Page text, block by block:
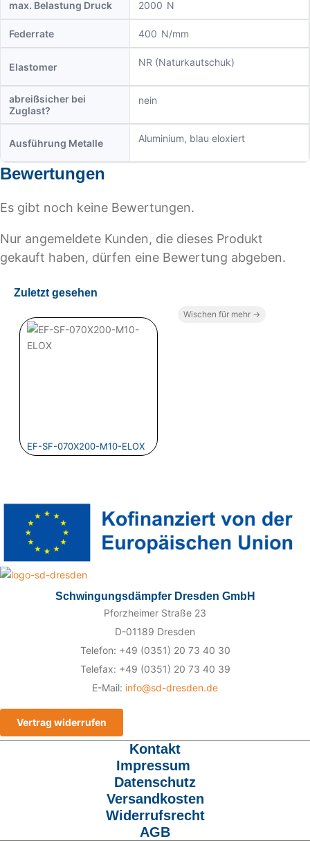
max. Belastung Druck 2000
Federrate 400
Elastomer NR (Naturkautschuk)
abreißsicher bei
Zuglast?
nein
Ausführung Metalle Aluminium, blau eloxiert
Bewertungen
Es gibt noch keine Bewertungen.
Nur angemeldete Kunden, die dieses Produkt
gekauft haben, dürfen eine Bewertung abgeben.
Zuletzt gesehen
Wischen für mehr →
EF-SF-070X200-M10-ELOX
Schwingungsdämpfer Dresden GmbH
Pforzheimer Straße 23
D-01189 Dresden
Telefon: +49 (0351) 20 73 40 30
Telefax: +49 (0351) 20 73 40 39
E-Mail: info@sd-dresden.de
Vertrag widerrufen
Kontakt
Impressum
Datenschutz
Versandkosten
Widerrufsrecht
AGB